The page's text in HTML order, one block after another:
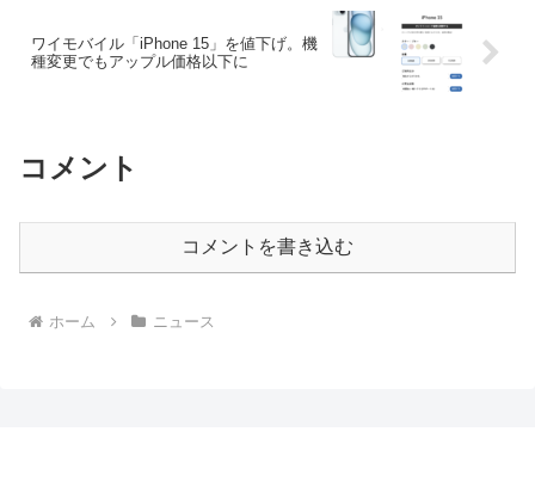
ワイモバイル「iPhone 15」を値下げ。機
種変更でもアップル価格以下に
コメント
コメントを書き込む
ホーム ニュース